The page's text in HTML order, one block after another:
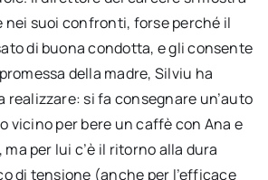
nei suoi confronti, forse perché il
di buona condotta, e gli consente
della madre, Silviu ha
realizzare: si fa consegnare un’auto
vicino per bere un caffè con Ana e
per lui c’è il ritorno alla dura
di tensione (anche per l’efficace